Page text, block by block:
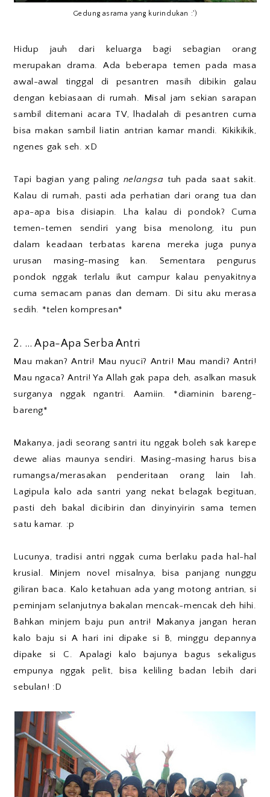
Gedung asrama yang kurindukan :')
Hidup jauh dari keluarga bagi sebagian orang
merupakan drama. Ada beberapa temen pada masa
awal-awal tinggal di pesantren masih dibikin galau
dengan kebiasaan di rumah. Misal jam sekian sarapan
sambil ditemani acara TV, lhadalah di pesantren cuma
bisa makan sambil liatin antrian kamar mandi. Kikikikik,
ngenes gak seh. xD
Tapi bagian yang paling nelangsa tuh pada saat sakit.
Kalau di rumah, pasti ada perhatian dari orang tua dan
apa-apa bisa disiapin. Lha kalau di pondok? Cuma
temen-temen sendiri yang bisa menolong, itu pun
dalam keadaan terbatas karena mereka juga punya
urusan masing-masing kan. Sementara pengurus
pondok nggak terlalu ikut campur kalau penyakitnya
cuma semacam panas dan demam. Di situ aku merasa
sedih. *telen kompresan*
2. … Apa-Apa Serba Antri
Mau makan? Antri! Mau nyuci? Antri! Mau mandi? Antri!
Mau ngaca? Antri! Ya Allah gak papa deh, asalkan masuk
surganya nggak ngantri. Aamiin. *diaminin bareng-
bareng*
Makanya, jadi seorang santri itu nggak boleh sak karepe
dewe alias maunya sendiri. Masing-masing harus bisa
rumangsa/merasakan penderitaan orang lain lah.
Lagipula kalo ada santri yang nekat belagak begituan,
pasti deh bakal dicibirin dan dinyinyirin sama temen
satu kamar. :p
Lucunya, tradisi antri nggak cuma berlaku pada hal-hal
krusial. Minjem novel misalnya, bisa panjang nunggu
giliran baca. Kalo ketahuan ada yang motong antrian, si
peminjam selanjutnya bakalan mencak-mencak deh hihi.
Bahkan minjem baju pun antri! Makanya jangan heran
kalo baju si A hari ini dipake si B, minggu depannya
dipake si C. Apalagi kalo bajunya bagus sekaligus
empunya nggak pelit, bisa keliling badan lebih dari
sebulan! :D